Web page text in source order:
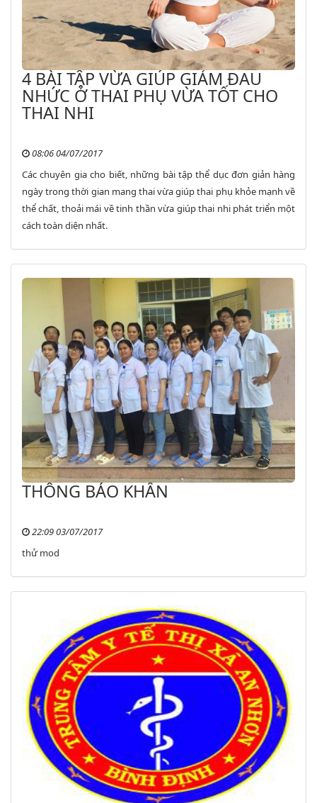
4 BÀI TẬP VỪA GIÚP GIẢM ĐAU
NHỨC Ở THAI PHỤ VỪA TỐT CHO
THAI NHI
08:06 04/07/2017
Các chuyên gia cho biết, những bài tập thể dục đơn giản hàng
ngày trong thời gian mang thai vừa giúp thai phụ khỏe mạnh về
thể chất, thoải mái về tinh thần vừa giúp thai nhi phát triển một
cách toàn diện nhất.
THÔNG BÁO KHẨN
22:09 03/07/2017
thử mod